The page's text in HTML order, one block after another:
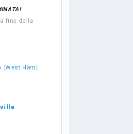
fine della
(West Ham)